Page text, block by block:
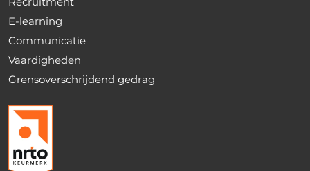
E-learning
Communicatie
Vaardigheden
Grensoverschrijdend gedrag